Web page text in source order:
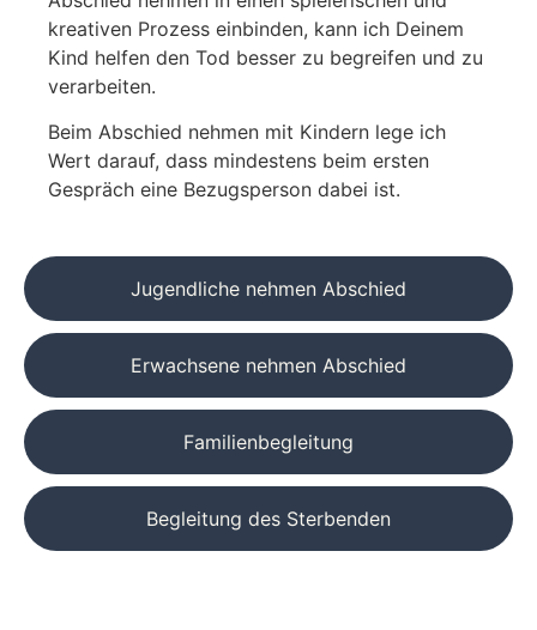
Jugendliche nehmen Abschied
Erwachsene nehmen Abschied
Familienbegleitung
Begleitung des Sterbenden
kreativen Prozess einbinden, kann ich Deinem
Kind helfen den Tod besser zu begreifen und zu
verarbeiten.
Beim Abschied nehmen mit Kindern lege ich
Wert darauf, dass mindestens beim ersten
Gespräch eine Bezugsperson dabei ist.